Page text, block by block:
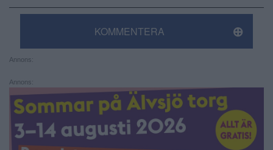
KOMMENTERA
Annons:
Annons: